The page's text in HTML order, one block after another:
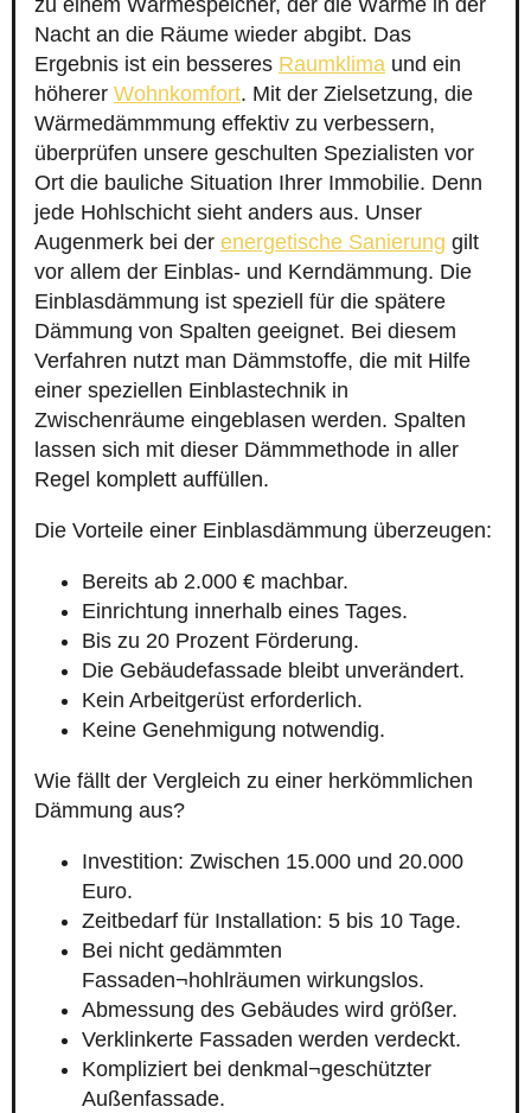
zu einem Wärmespeicher, der die Wärme in der
Nacht an die Räume wieder abgibt. Das
Ergebnis ist ein besseres Raumklima und ein
höherer Wohnkomfort. Mit der Zielsetzung, die
Wärmedämmmung effektiv zu verbessern,
überprüfen unsere geschulten Spezialisten vor
Ort die bauliche Situation Ihrer Immobilie. Denn
jede Hohlschicht sieht anders aus. Unser
Augenmerk bei der energetische Sanierung gilt
vor allem der Einblas- und Kerndämmung. Die
Einblasdämmung ist speziell für die spätere
Dämmung von Spalten geeignet. Bei diesem
Verfahren nutzt man Dämmstoffe, die mit Hilfe
einer speziellen Einblastechnik in
Zwischenräume eingeblasen werden. Spalten
lassen sich mit dieser Dämmmethode in aller
Regel komplett auffüllen.
Die Vorteile einer Einblasdämmung überzeugen:
Bereits ab 2.000 € machbar.
Einrichtung innerhalb eines Tages.
Bis zu 20 Prozent Förderung.
Die Gebäudefassade bleibt unverändert.
Kein Arbeitgerüst erforderlich.
Keine Genehmigung notwendig.
Wie fällt der Vergleich zu einer herkömmlichen
Dämmung aus?
Investition: Zwischen 15.000 und 20.000
Euro.
Zeitbedarf für Installation: 5 bis 10 Tage.
Bei nicht gedämmten
Fassaden¬hohlräumen wirkungslos.
Abmessung des Gebäudes wird größer.
Verklinkerte Fassaden werden verdeckt.
Kompliziert bei denkmal¬geschützter
Außenfassade.